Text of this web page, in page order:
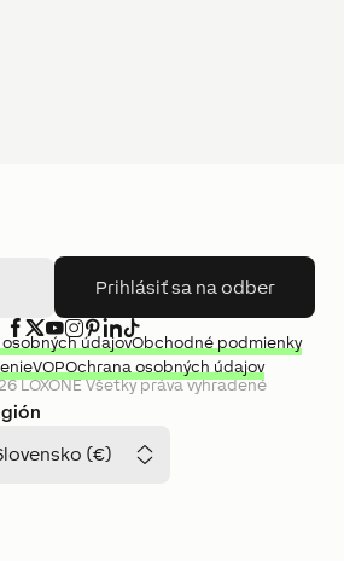
Prihlásiť sa na odber
(€)
LOXONEVšetky práva vyhradené
údajovObchodné podmienky
VOPOchrana osobných údajov